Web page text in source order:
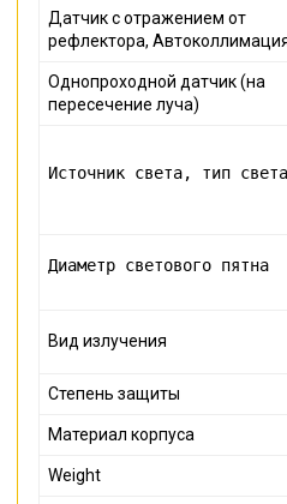
Датчик с отражением от
рефлектора,
Однопроходной датчик (на
пересечение луча)
Источник света, тип света
Диаметр светового пятна
Вид излучения
Степень защиты
Материал корпуса
Weight